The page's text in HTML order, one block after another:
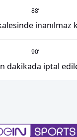
88’
inanılmaz
90’
dakikada iptal